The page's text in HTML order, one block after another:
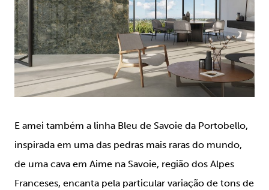
E amei também a linha Bleu de Savoie da Portobello,
inspirada em uma das pedras mais raras do mundo,
de uma cava em Aime na Savoie, região dos Alpes
Franceses, encanta pela particular variação de tons de